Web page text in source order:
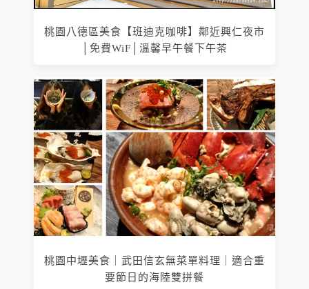
桃園八德區美食【班迪克咖啡】鄰近興仁夜市
│免費WiF│溫馨早午餐下午茶
桃園中壢美食｜武田信玄無菜單料理｜適合重
要節日的海陸雙拼餐